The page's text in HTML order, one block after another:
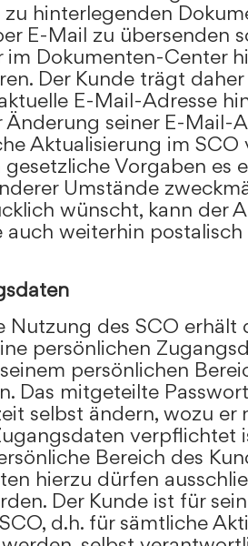
zu hinterlegenden
E-Mail zu übersenden
im Dokumenten-Center
Der Kunde trägt
E-Mail-Adresse
Änderung seiner E-Mail-
Aktualisierung im SCO
Vorgaben es
Umstände
wünscht, kann der
auch weiterhin
des SCO erhält
persönlichen
persönlichen
Das mitgeteilte
selbst ändern, wozu er
verpflichtet
Bereich des
hierzu dürfen
Der Kunde ist für
d.h. für sämtliche